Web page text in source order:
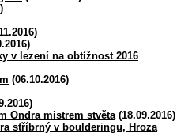
v lezení na obtížnost 2016
(06.10.2016)
Ondra mistrem stvěta(18.09.2016)
stříbrný v boulderingu, Hroza